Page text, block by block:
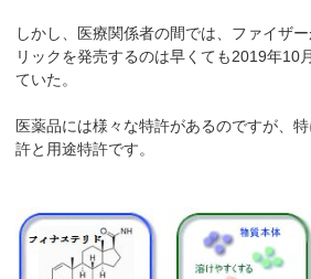
しかし、医療関係者の間では、ファイザ
リックを発売するのは早くても2019年10
ていた。
医薬品には様々な特許があるのですが、
許と用途特許です。